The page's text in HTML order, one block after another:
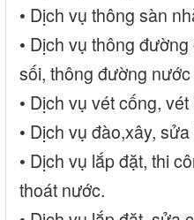
• Dịch vụ thông sàn
• Dịch vụ thông
sối, thông đường
• Dịch vụ vét cống,
• Dịch vụ đào,xây,
• Dịch vụ lắp đặt, thi
thoát nước.